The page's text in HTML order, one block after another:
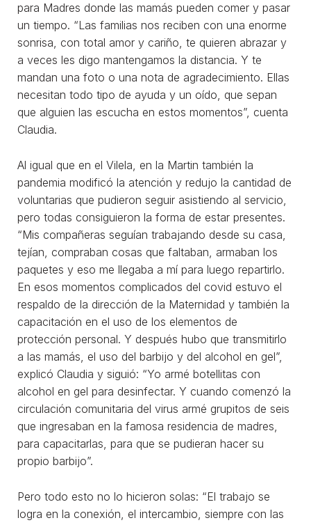
para Madres donde las mamás pueden comer y pasar
un tiempo. “Las familias nos reciben con una enorme
sonrisa, con total amor y cariño, te quieren abrazar y
a veces les digo mantengamos la distancia. Y te
mandan una foto o una nota de agradecimiento. Ellas
necesitan todo tipo de ayuda y un oído, que sepan
que alguien las escucha en estos momentos”, cuenta
Claudia.
Al igual que en el Vilela, en la Martin también la
pandemia modificó la atención y redujo la cantidad de
voluntarias que pudieron seguir asistiendo al servicio,
pero todas consiguieron la forma de estar presentes.
“Mis compañeras seguían trabajando desde su casa,
tejían, compraban cosas que faltaban, armaban los
paquetes y eso me llegaba a mí para luego repartirlo.
En esos momentos complicados del covid estuvo el
respaldo de la dirección de la Maternidad y también la
capacitación en el uso de los elementos de
protección personal. Y después hubo que transmitirlo
a las mamás, el uso del barbijo y del alcohol en gel”,
explicó Claudia y siguió: “Yo armé botellitas con
alcohol en gel para desinfectar. Y cuando comenzó la
circulación comunitaria del virus armé grupitos de seis
que ingresaban en la famosa residencia de madres,
para capacitarlas, para que se pudieran hacer su
propio barbijo”.
Pero todo esto no lo hicieron solas: “El trabajo se
logra en la conexión, el intercambio, siempre con las